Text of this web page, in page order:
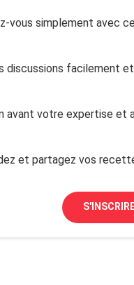
vous simplement avec
discussions facilement
avant votre expertise et
et partagez vos